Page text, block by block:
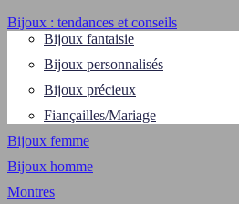
Bijoux : tendances et conseils
Bijoux fantaisie
Bijoux personnalisés
Bijoux précieux
Fiançailles/Mariage
Bijoux femme
Bijoux homme
Montres